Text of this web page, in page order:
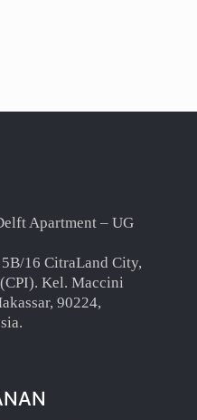
Apartment – UG
16 CitraLand City,
Kel. Maccini
90224,